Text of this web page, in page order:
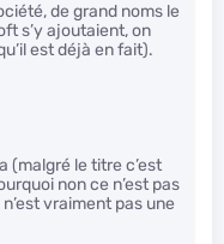
de grand noms le
s’y ajoutaient, on
est déjà en fait).
(malgré le titre c’est
non ce n’est pas
vraiment pas une